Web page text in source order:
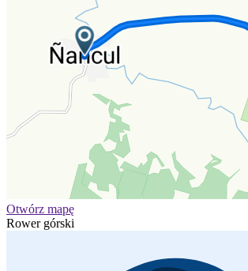
Otwórz mapę
Rower górski